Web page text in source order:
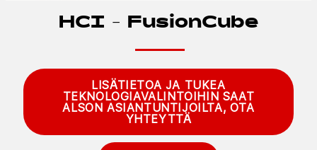
HCI - FusionCube
LISÄTIETOA JA TUKEA
TEKNOLOGIAVALINTOIHIN SAAT
ALSON ASIANTUNTIJOILTA, OTA
YHTEYTTÄ